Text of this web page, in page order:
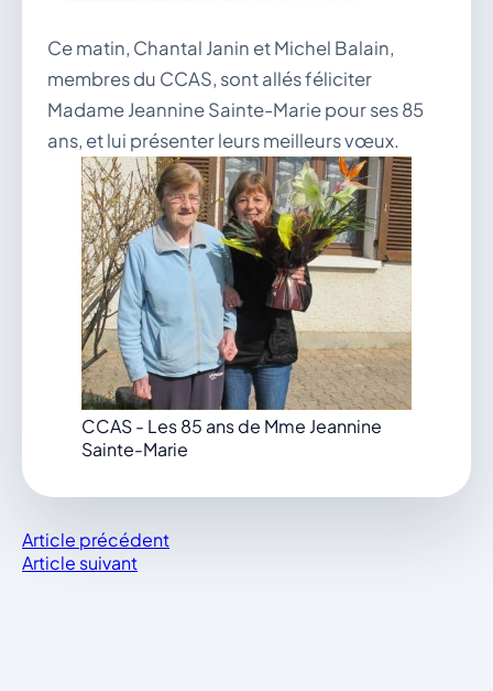
SAMEDI 8 AOÛT 2026
Secrétariat ouvert
Lundi, mardi, jeudi, vendredi de 8h30 à 12h et
après-midi sur rendez-vous. Samedi sur rendez-
vous.
04 74 38 22 78
mairie@douvres.fr
140 Place de la Babillière, 01500 Douvres
Contacter la mairie
Le guichet des associations
publier une annonce
Ce matin, Chantal Janin et Michel Balain,
membres du CCAS, sont allés féliciter
Madame Jeannine Sainte-Marie pour ses 85
ans, et lui présenter leurs meilleurs vœux.
CCAS - Les 85 ans de Mme Jeannine
Sainte-Marie
Article précédent
Article suivant